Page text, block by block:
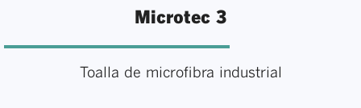
Microtec 3
Toalla de microfibra industrial